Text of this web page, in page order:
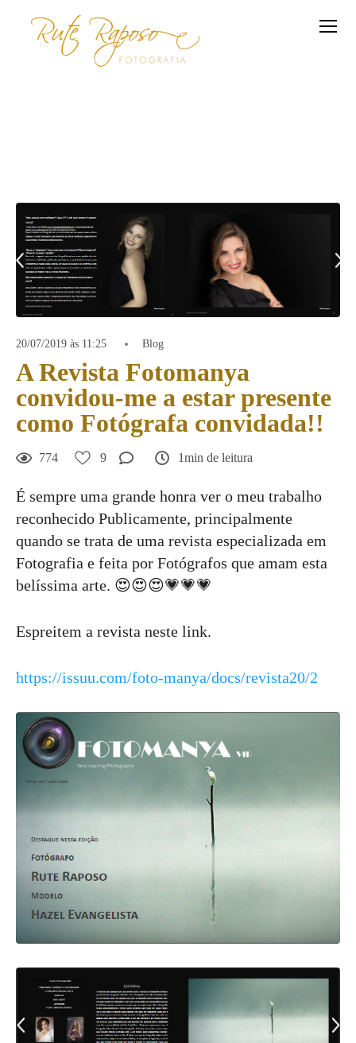
20/07/2019 às 11:25 Blog
A Revista Fotomanya
convidou-me a estar presente
como Fotógrafa convidada!!
774 9 1min de leitura
É sempre uma grande honra ver o meu trabalho
reconhecido Publicamente, principalmente
quando se trata de uma revista especializada em
Fotografia e feita por Fotógrafos que amam esta
belíssima arte. 😍😍😍💗💗💗
Espreitem a revista neste link.
https://issuu.com/foto-manya/docs/revista20/2